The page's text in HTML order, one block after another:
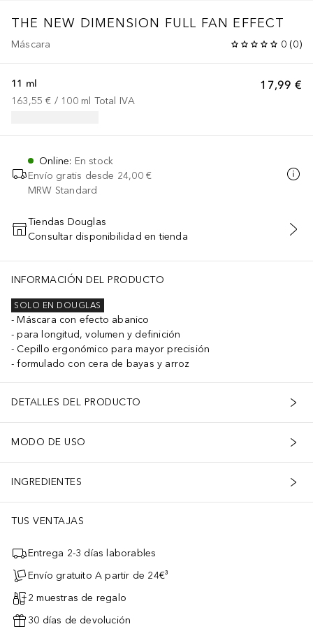
THE NEW DIMENSION FULL FAN EFFECT
Máscara 0 (0)
17,99 €
11 ml
163,55 € / 100 ml Total IVA
Online: En stock
Envío gratis desde 24,00 €
MRW Standard
AÑADIR AL CARRITO
Tiendas Douglas
Consultar disponibilidad en tienda
INFORMACIÓN DEL PRODUCTO
SOLO EN DOUGLAS
Máscara con efecto abanico
para longitud, volumen y definición
Cepillo ergonómico para mayor precisión
formulado con cera de bayas y arroz
DETALLES DEL PRODUCTO
MODO DE USO
INGREDIENTES
TUS VENTAJAS
Entrega 2-3 días laborables
Envío gratuito A partir de 24€³
2 muestras de regalo
30 días de devolución